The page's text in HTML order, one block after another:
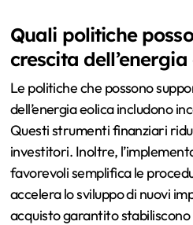
Quali politiche
crescita
Le politiche che possono
dell’energia eolica includono
Questi strumenti finanziari
investitori. Inoltre,
favorevoli semplifica le
accelera lo sviluppo di nuovi
acquisto garantito